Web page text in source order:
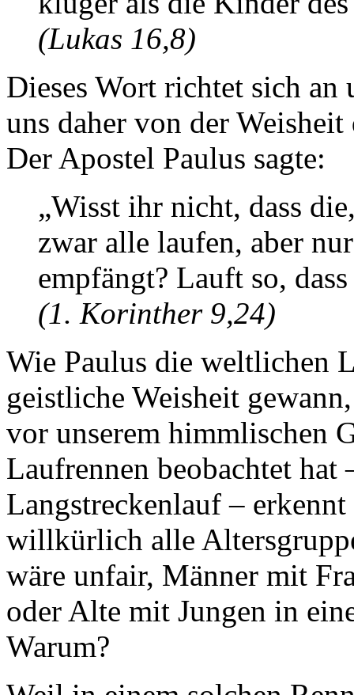
(Lukas 16,8)
Dieses Wort richtet sich
uns daher von der
Der Apostel Paulus sagte:
„Wisst ihr nicht, dass
zwar alle laufen, aber
empfängt? Lauft so,
(1. Korinther 9,24)
Wie Paulus die weltlichen
geistliche Weisheit
vor unserem himmlischen
Laufrennen beobachtet
Langstreckenlauf –
willkürlich alle
wäre unfair, Männer mit
oder Alte mit Jungen in
Warum?